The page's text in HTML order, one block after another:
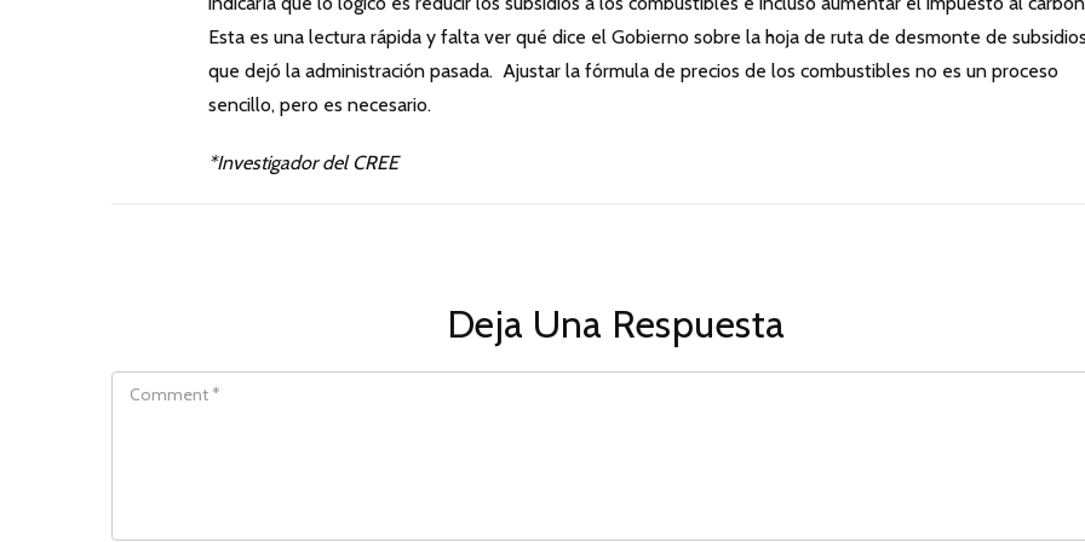
Esta es una lectura rápida y falta ver qué dice el Gobierno sobre la hoja de ruta de desmonte de
que dejó la administración pasada. Ajustar la fórmula de precios de los combustibles no es un proceso
sencillo, pero es necesario.
*Investigador del CREE
Deja Una Respuesta